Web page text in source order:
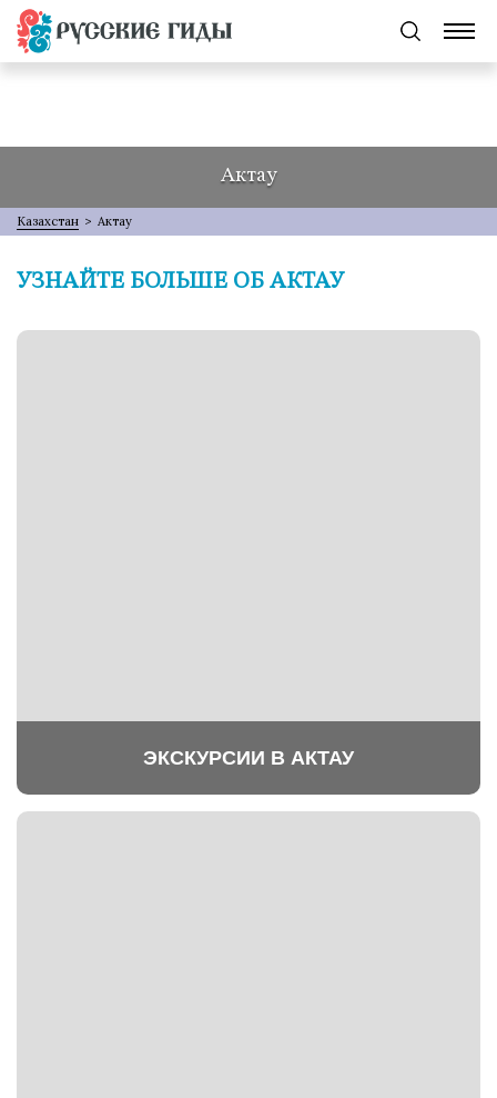
Актау
Казахстан > Актау
УЗНАЙТЕ БОЛЬШЕ ОБ АКТАУ
ЭКСКУРСИИ В АКТАУ